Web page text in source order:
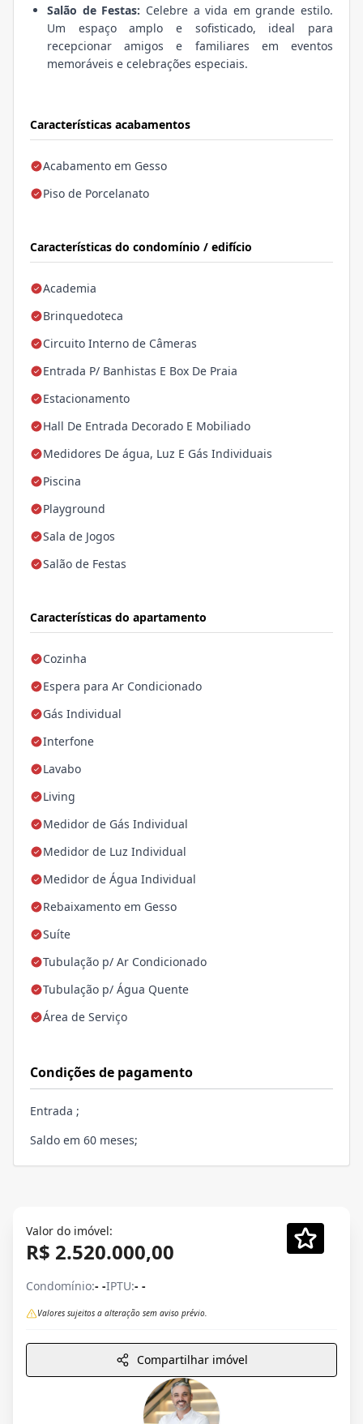
Características acabamentos
Acabamento em Gesso
Piso de Porcelanato
Características do condomínio / edifício
Academia
Brinquedoteca
Circuito Interno de Câmeras
Entrada P/ Banhistas E Box De Praia
Estacionamento
Hall De Entrada Decorado E Mobiliado
Medidores De água, Luz E Gás Individuais
Piscina
Playground
Sala de Jogos
Salão de Festas
Características do apartamento
Cozinha
Espera para Ar Condicionado
Gás Individual
Interfone
Lavabo
Living
Medidor de Gás Individual
Medidor de Luz Individual
Medidor de Água Individual
Rebaixamento em Gesso
Suíte
Tubulação p/ Ar Condicionado
Tubulação p/ Água Quente
Área de Serviço
Salão de Festas: Celebre a vida em grande estilo.
Um espaço amplo e sofisticado, ideal para
recepcionar amigos e familiares em eventos
memoráveis e celebrações especiais.
Condições de pagamento
Entrada ;
Saldo em 60 meses;
Valor do imóvel:
R$ 2.520.000,00
Condomínio:- -IPTU:- -
Valores sujeitos a alteração sem aviso prévio.
Compartilhar imóvel